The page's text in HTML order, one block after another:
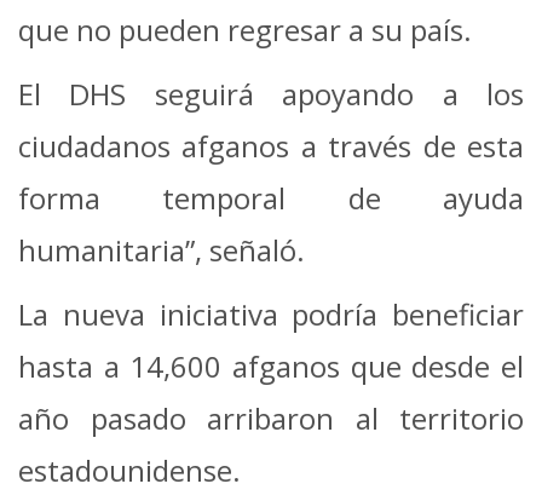
que no pueden regresar a su país.
El DHS seguirá apoyando a los
ciudadanos afganos a través de esta
forma temporal de ayuda
humanitaria”, señaló.
La nueva iniciativa podría beneficiar
hasta a 14,600 afganos que desde el
año pasado arribaron al territorio
estadounidense.